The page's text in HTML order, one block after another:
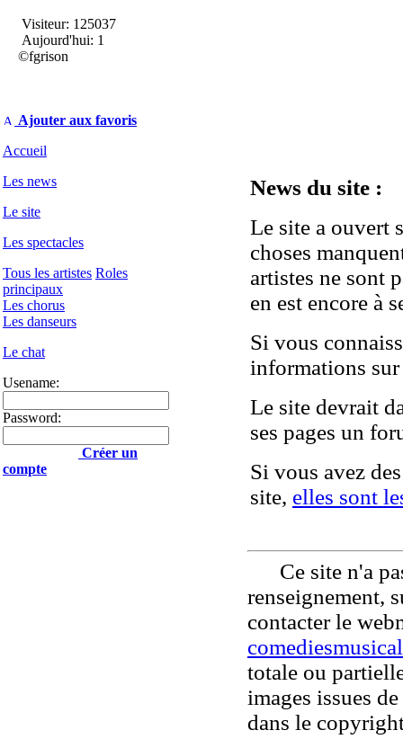
Visiteur: 125037
Aujourd'hui: 1
©fgrison
Ajouter aux favoris
Accueil
Les news
Le site
Les spectacles
Tous les artistes Roles
principaux
Les chorus
Les danseurs
Le chat
Usename:
Password:
Créer un
compte
News du site :
Le site a ouvert
choses
artistes ne sont
en est encore à
Si vous
informations
Le site devrait
ses pages un
Si vous avez
site, elles sont
Ce site n'a
renseignement,
contacter le
totale ou
images issues
dans le